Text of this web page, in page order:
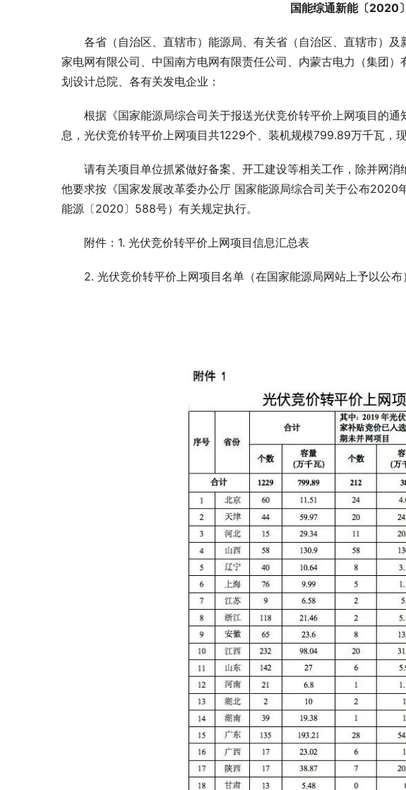
国能综通新能〔2020
各省（自治区、直辖市）能源局、有关省（自治区、直辖市）
家电网有限公司、中国南方电网有限责任公司、内蒙古电力（集团
划设计总院、各有关发电企业：
根据《国家能源局综合司关于报送光伏竞价转平价上网项目的
息，光伏竞价转平价上网项目共1229个、装机规模799.89万千瓦，现
请有关项目单位抓紧做好备案、开工建设等相关工作，除并网
他要求按《国家发展改革委办公厅 国家能源局综合司关于公布2020
能源〔2020〕588号）有关规定执行。
附件：1. 光伏竞价转平价上网项目信息汇总表
2. 光伏竞价转平价上网项目名单（在国家能源局网站上予以公布）